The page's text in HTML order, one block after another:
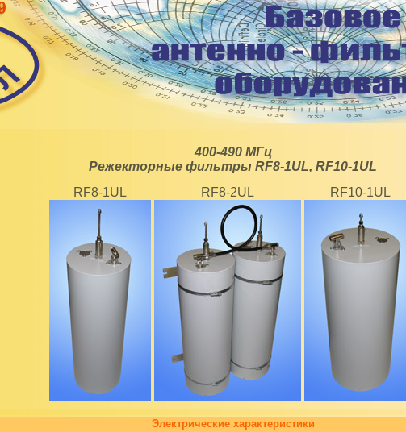
400-490 МГц
Режекторные фильтры RF8-1UL, RF10-1UL
RF8-1UL
RF8-2UL RF10-1UL
Электрические характеристики